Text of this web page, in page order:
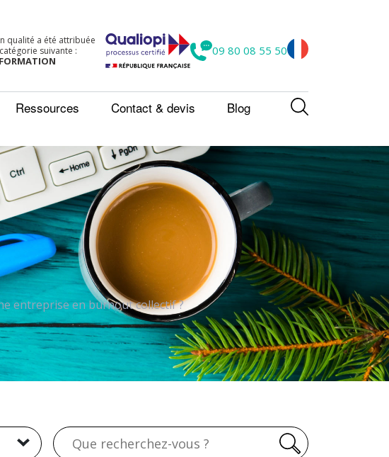
qualité a été attribuée
suivante :
09 80 08 55 50
Ressources Contact & devis Blog
entreprise en burnout collectif ?